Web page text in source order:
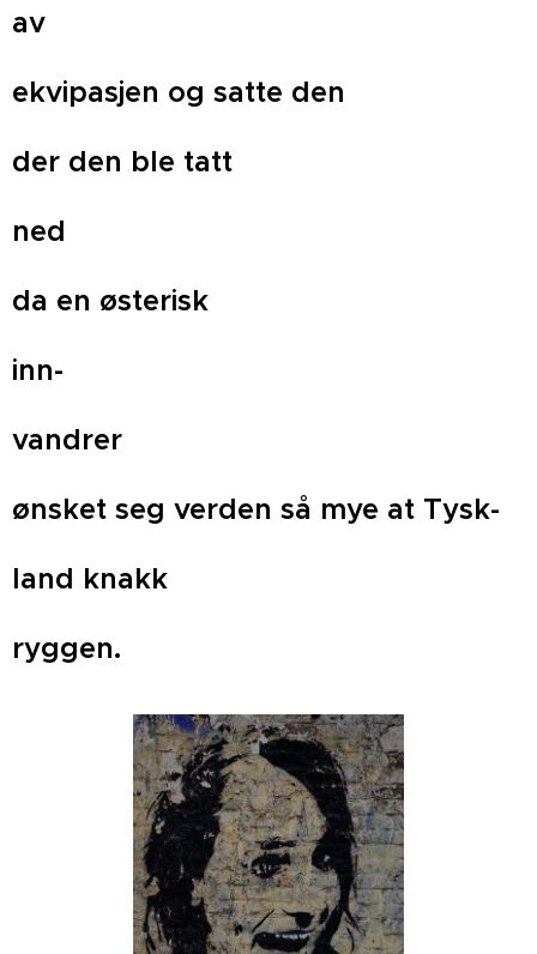
av
ekvipasjen og satte den
der den ble tatt
ned
da en østerisk
inn-
vandrer
ønsket seg verden så mye at Tysk-
land knakk
ryggen.